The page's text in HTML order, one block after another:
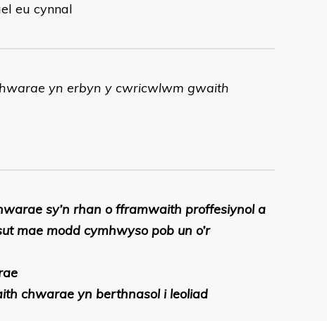
eu cynnal
yn erbyn y cwricwlwm gwaith
sy’n rhan o fframwaith proffesiynol a
mae modd cymhwyso pob un o’r
chwarae yn berthnasol i leoliad